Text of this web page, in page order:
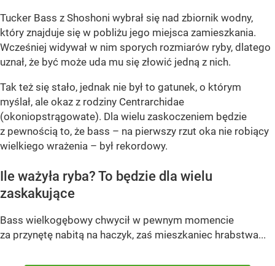
Tucker Bass z Shoshoni wybrał się nad zbiornik wodny,
który znajduje się w pobliżu jego miejsca zamieszkania.
Wcześniej widywał w nim sporych rozmiarów ryby, dlatego
uznał, że być może uda mu się złowić jedną z nich.
Tak też się stało, jednak nie był to gatunek, o którym
myślał, ale okaz z rodziny Centrarchidae
(okoniopstrągowate). Dla wielu zaskoczeniem będzie
z pewnością to, że bass – na pierwszy rzut oka nie robiący
wielkiego wrażenia – był rekordowy.
Ile ważyła ryba? To będzie dla wielu
zaskakujące
Bass wielkogębowy chwycił w pewnym momencie
za przynętę nabitą na haczyk, zaś mieszkaniec hrabstwa...